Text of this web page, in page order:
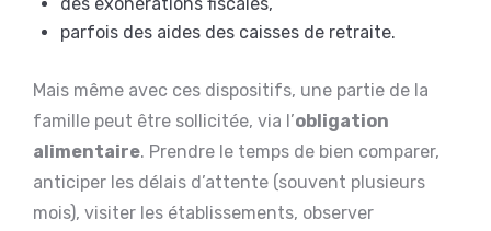
parfois des aides des caisses de retraite.
Mais même avec ces dispositifs, une partie de la
famille peut être sollicitée, via l’obligation
alimentaire. Prendre le temps de bien comparer,
anticiper les délais d’attente (souvent plusieurs
mois), visiter les établissements, observer